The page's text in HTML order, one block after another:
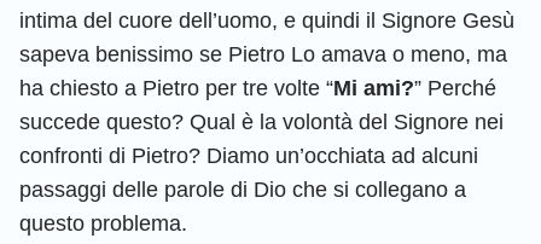
intima del cuore dell’uomo, e quindi il Signore Gesù
sapeva benissimo se Pietro Lo amava o meno, ma
ha chiesto a Pietro per tre volte “Mi ami?” Perché
succede questo? Qual è la volontà del Signore nei
confronti di Pietro? Diamo un’occhiata ad alcuni
passaggi delle parole di Dio che si collegano a
questo problema.